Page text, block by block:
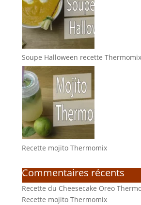
Soupe Halloween recette
Recette mojito Thermomix
Commentaires récents
Recette du Cheesecake Oreo
Recette mojito Thermomix